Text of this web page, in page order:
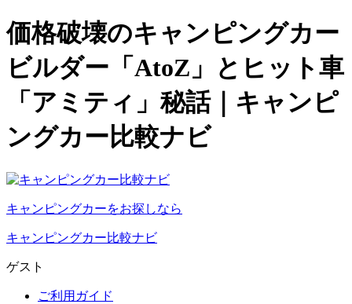
価格破壊のキャンピングカー
ビルダー「AtoZ」とヒット車
「アミティ」秘話｜キャンピ
ングカー比較ナビ
キャンピングカーをお探しなら
キャンピングカー比較ナビ
ゲスト
ご利用ガイド